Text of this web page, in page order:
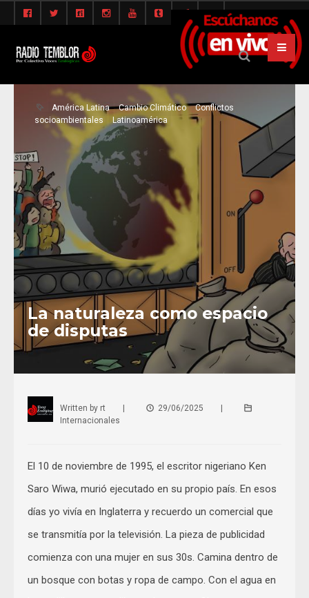
América Latina Cambio Climático
Conflictos
socioambientales
Latinoamérica
La naturaleza como espacio
de disputas
Written by rt 29/06/2025
Internacionales
El 10 de noviembre de 1995, el escritor nigeriano Ken
Saro Wiwa, murió ejecutado en su propio país. En esos
días yo vivía en Inglaterra y recuerdo un comercial que
se transmitía por la televisión. La pieza de publicidad
comienza con una mujer en sus 30s. Camina dentro de
un bosque con botas y ropa de campo. Con el agua en